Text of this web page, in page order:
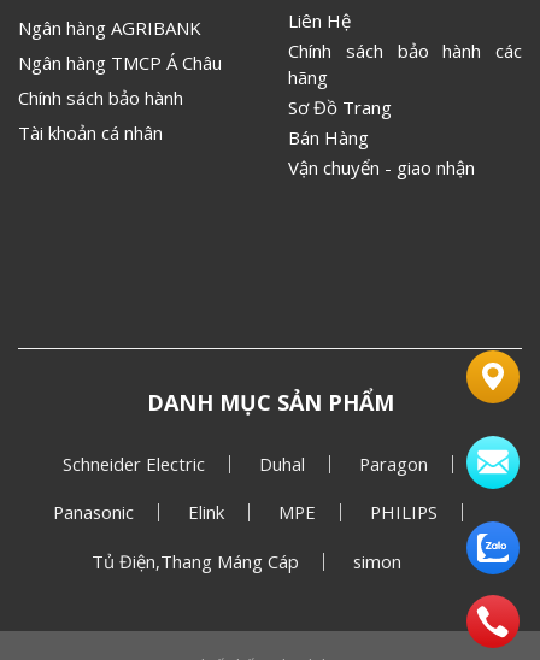
Ngân hàng AGRIBANK
Ngân hàng TMCP Á Châu
Chính sách bảo hành
Tài khoản cá nhân
Liên Hệ
Chính sách bảo hành các
hãng
Sơ Đồ Trang
Bán Hàng
Vận chuyển - giao nhận
DANH MỤC SẢN PHẨM
Schneider Electric Duhal Paragon
Panasonic Elink MPE PHILIPS
Tủ Điện,Thang Máng Cáp simon